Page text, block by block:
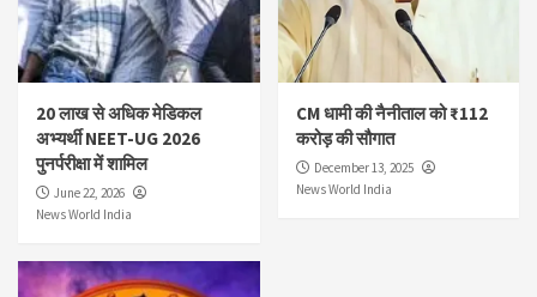
20 लाख से अधिक मेडिकल
अभ्यर्थी NEET-UG 2026
पुनर्परीक्षा में शामिल
June 22, 2026
News World India
CM धामी की नैनीताल को ₹112
करोड़ की सौगात
December 13, 2025
News World India